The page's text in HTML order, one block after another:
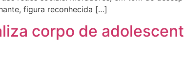
figura reconhecida […]
corpo de